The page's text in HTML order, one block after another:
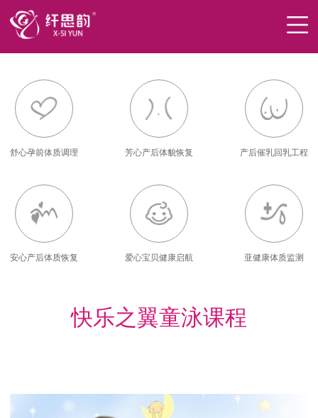
舒心孕前体质调理 芳心产后体貌恢复 产后催乳回乳工程
安心产后体质恢复 爱心宝贝健康启航 亚健康体质监测
快乐之翼童泳课程